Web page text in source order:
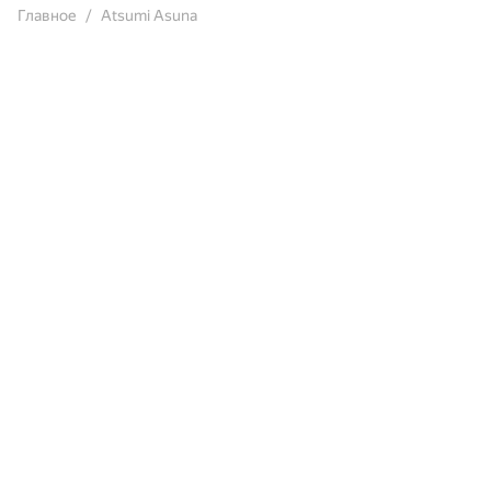
Главное Atsumi Asuna